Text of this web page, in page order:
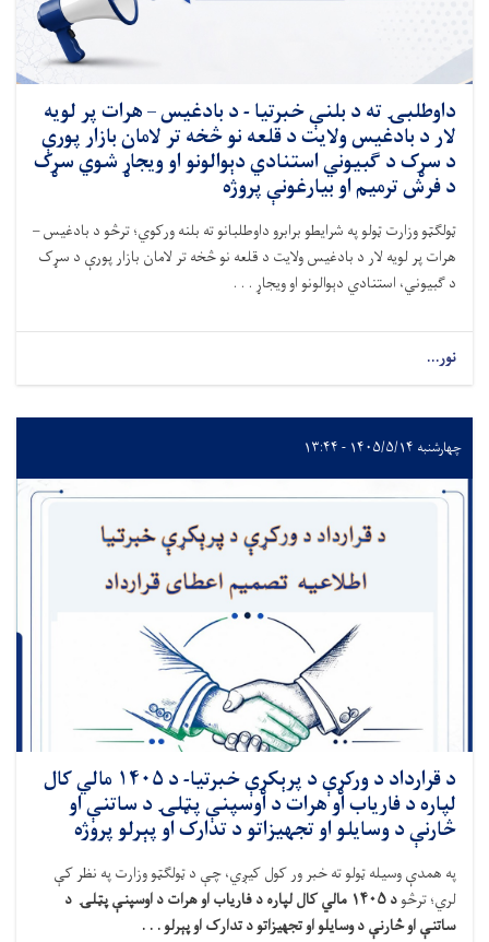
داوطلبۍ ته د بلنې خبرتیا - د بادغیس – هرات پر لویه
لار د بادغیس ولایت د قلعه ‌نو څخه تر لامان بازار پورې
د سړک د ګبیوني استنادي دېوالونو او ویجاړ شوي سړک‌
د فرش ترمیم او بیارغونې پروژه
ټولګټو وزارت ټولو په شرایطو برابرو داوطلبانو ته بلنه ورکوي؛ ترڅود بادغیس –
هرات پر لویه لار د بادغیس ولایت د قلعه ‌نو څخه تر لامان بازار پورې د سړک
د ګبیوني، استنادي دېوالونو او ویجاړ . . .
نور...
چهارشنبه ۱۴۰۵/۵/۱۴ - ۱۳:۴۴
د قرارداد د ورکړې د پرېکړې خبرتیا- د ۱۴۰۵ مالي کال
لپاره د فاریاب او هرات د اوسپنې پټلۍ د ساتنې او
څارنې د وسایلو او تجهیزاتو د تدارک او پېرلو پروژه
په همدې وسیلهټولو ته خبر ور کول کیږي، چې د ټولګټو وزارت په نظر کې
لري؛ ترڅود۱۴۰۵ مالي کال لپاره د فاریاب او هرات د اوسپنې پټلۍ د
ساتنې اوڅارنېد وسایلو او تجهیزاتو د تدارک اوپېرلو . . .